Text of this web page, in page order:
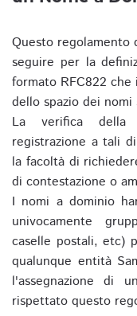
Questo
seguire per la
formato RFC822
dello spazio dei nomi
La verifica della
registrazione a tali
la facoltà di
di contestazione o
I nomi a dominio
univocamente
caselle postali, etc)
qualunque entità
l'assegnazione di
rispettato questo